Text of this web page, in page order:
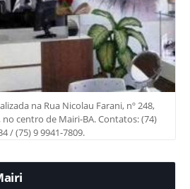
na Rua Nicolau Farani, nº 248,
no centro de Mairi-BA. Contatos: (74)
/ (75) 9 9941-7809.